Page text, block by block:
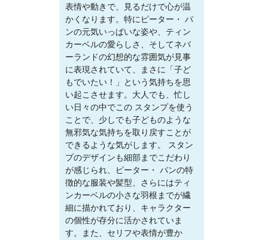
表情や動きで、見るだけで心が温
かくなります。特にピーター・ パ
ンの元気いっぱいな姿や、ティン
カーベルの愛らしさ、そしてネバ
ーランドの幻想的な雰囲気が見事
に表現されていて、まさに「子ど
もでいたい！」という気持ちを思
い起こさせます。大人でも、忙し
い日々の中でこの スタンプを使う
ことで、少しでも子どものような
無邪気な気持ちを取り戻すことが
できるような気がします。 スタン
プのデザインも細部までこだわり
が感じられ、ピーター・ パンの特
徴的な服装や髪型、さらにはティ
ンカーベルの小さな羽根までが繊
細に描かれており、キャラクター
の個性が存分に活かされていま
す。また、セリフや表情が豊か